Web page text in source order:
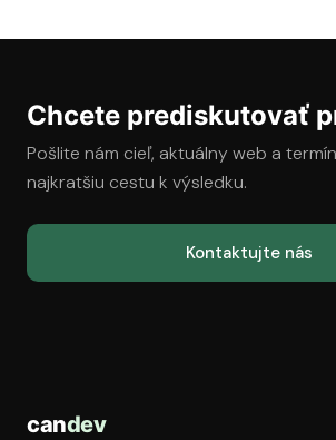
Chcete prediskutovať
Pošlite nám cieľ, aktuálny web a
najkratšiu cestu k výsledku.
Kontaktujte nás
candev